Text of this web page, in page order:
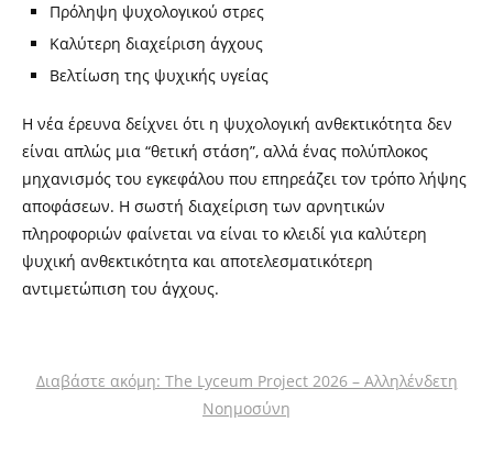
Πρόληψη ψυχολογικού στρες
Καλύτερη διαχείριση άγχους
Βελτίωση της ψυχικής υγείας
Η νέα έρευνα δείχνει ότι η ψυχολογική ανθεκτικότητα δεν
είναι απλώς μια “θετική στάση”, αλλά ένας πολύπλοκος
μηχανισμός του εγκεφάλου που επηρεάζει τον τρόπο λήψης
αποφάσεων. Η σωστή διαχείριση των αρνητικών
πληροφοριών φαίνεται να είναι το κλειδί για καλύτερη
ψυχική ανθεκτικότητα και αποτελεσματικότερη
αντιμετώπιση του άγχους.
Διαβάστε ακόμη: The Lyceum Project 2026 – Αλληλένδετη
Νοημοσύνη